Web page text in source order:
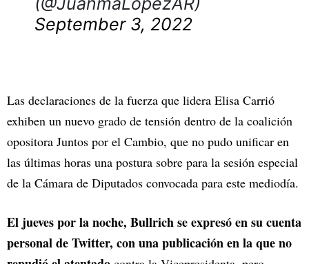
September 3, 2022
Las declaraciones de la fuerza que lidera Elisa Carrió
exhiben un nuevo grado de tensión dentro de la coalición
opositora Juntos por el Cambio, que no pudo unificar en
las últimas horas una postura sobre para la sesión especial
de la Cámara de Diputados convocada para este mediodía.
El jueves por la noche, Bullrich se expresó en su cuenta
personal de Twitter, con una publicación en la que no